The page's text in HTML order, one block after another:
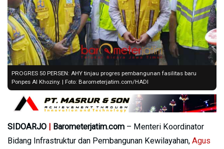
PROGRES 50 PERSEN: AHY tinjau progres pembangunan fasilitas baru
Ponpes Al Khoziny. | Foto: Barometerjatim.com/HADI
SIDOARJO | Barometerjatim.com – Menteri Koordinator
Bidang Infrastruktur dan Pembangunan Kewilayahan, Agus